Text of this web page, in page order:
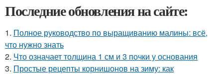
Последние обновления на сайте:
1. Полное руководство по выращиванию малины: всё,
что нужно знать
2. Что означает толщина 1 см и 3 почки у основания
3. Простые рецепты корнишонов на зиму: как